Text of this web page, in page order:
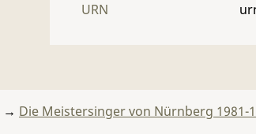
URN
→ Die Meistersinger von Nürnberg 1981-